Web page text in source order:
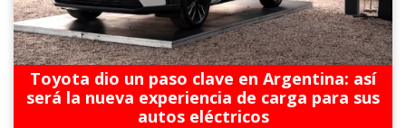
Toyota dio un paso clave en Argentina: así
será la nueva experiencia de carga para sus
autos eléctricos